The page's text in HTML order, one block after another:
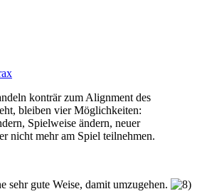
konträr zum Alignment des
bleiben vier Möglichkeiten:
Spielweise ändern, neuer
nicht mehr am Spiel teilnehmen.
sehr gute Weise, damit umzugehen.